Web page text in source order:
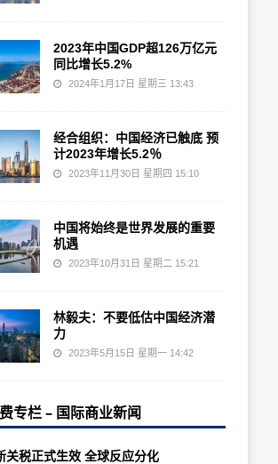
2023年中国GDP超126万亿元
同比增长5.2%
2024年1月17日 星期三 13:43
经合组织：中国经济已触底 预
计2023年增长5.2％
2023年11月30日 星期四 15:10
中国将始终是世界发展的重要
机遇
2023年10月31日 星期二 15:21
林毅夫：不要低估中国经济潜
力
2023年5月15日 星期一 14:42
专栏 – 国际商业新闻
关税正式生效 全球反应分化